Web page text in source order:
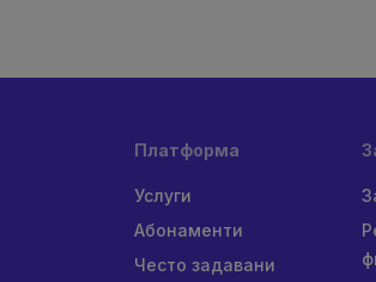
Платформа
Услуги
Абонаменти
Често задавани